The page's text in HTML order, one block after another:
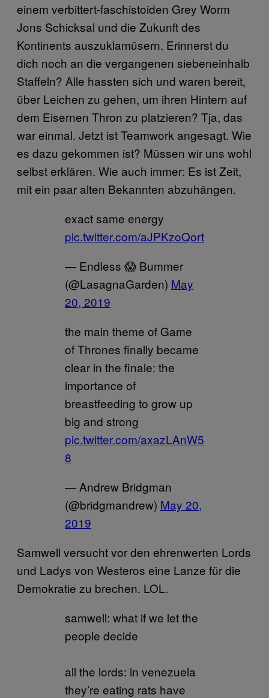
einem verbittert-faschistoiden Grey Worm
Jons Schicksal und die Zukunft des
Kontinents auszuklamüsern. Erinnerst du
dich noch an die vergangenen siebeneinhalb
Staffeln? Alle hassten sich und waren bereit,
über Leichen zu gehen, um ihren Hintern auf
dem Eisernen Thron zu platzieren? Tja, das
war einmal. Jetzt ist Teamwork angesagt. Wie
es dazu gekommen ist? Müssen wir uns wohl
selbst erklären. Wie auch immer: Es ist Zeit,
mit ein paar alten Bekannten abzuhängen.
exact same energy
pic.twitter.com/aJPKzoQort
— Endless 😱 Bummer
(@LasagnaGarden) May
20, 2019
the main theme of Game
of Thrones finally became
clear in the finale: the
importance of
breastfeeding to grow up
big and strong
pic.twitter.com/axazLAnW5
8
— Andrew Bridgman
(@bridgmandrew) May 20,
2019
Samwell versucht vor den ehrenwerten Lords
und Ladys von Westeros eine Lanze für die
Demokratie zu brechen. LOL.
samwell: what if we let the
people decide
all the lords: in venezuela
they’re eating rats have